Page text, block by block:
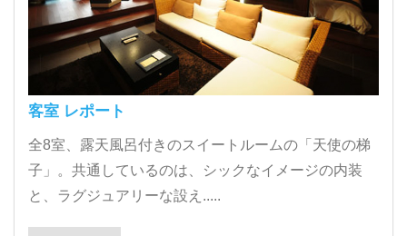
客室 レポート
全8室、露天風呂付きのスイートルームの「天使の梯
子」。共通しているのは、シックなイメージの内装
と、ラグジュアリーな設え.....